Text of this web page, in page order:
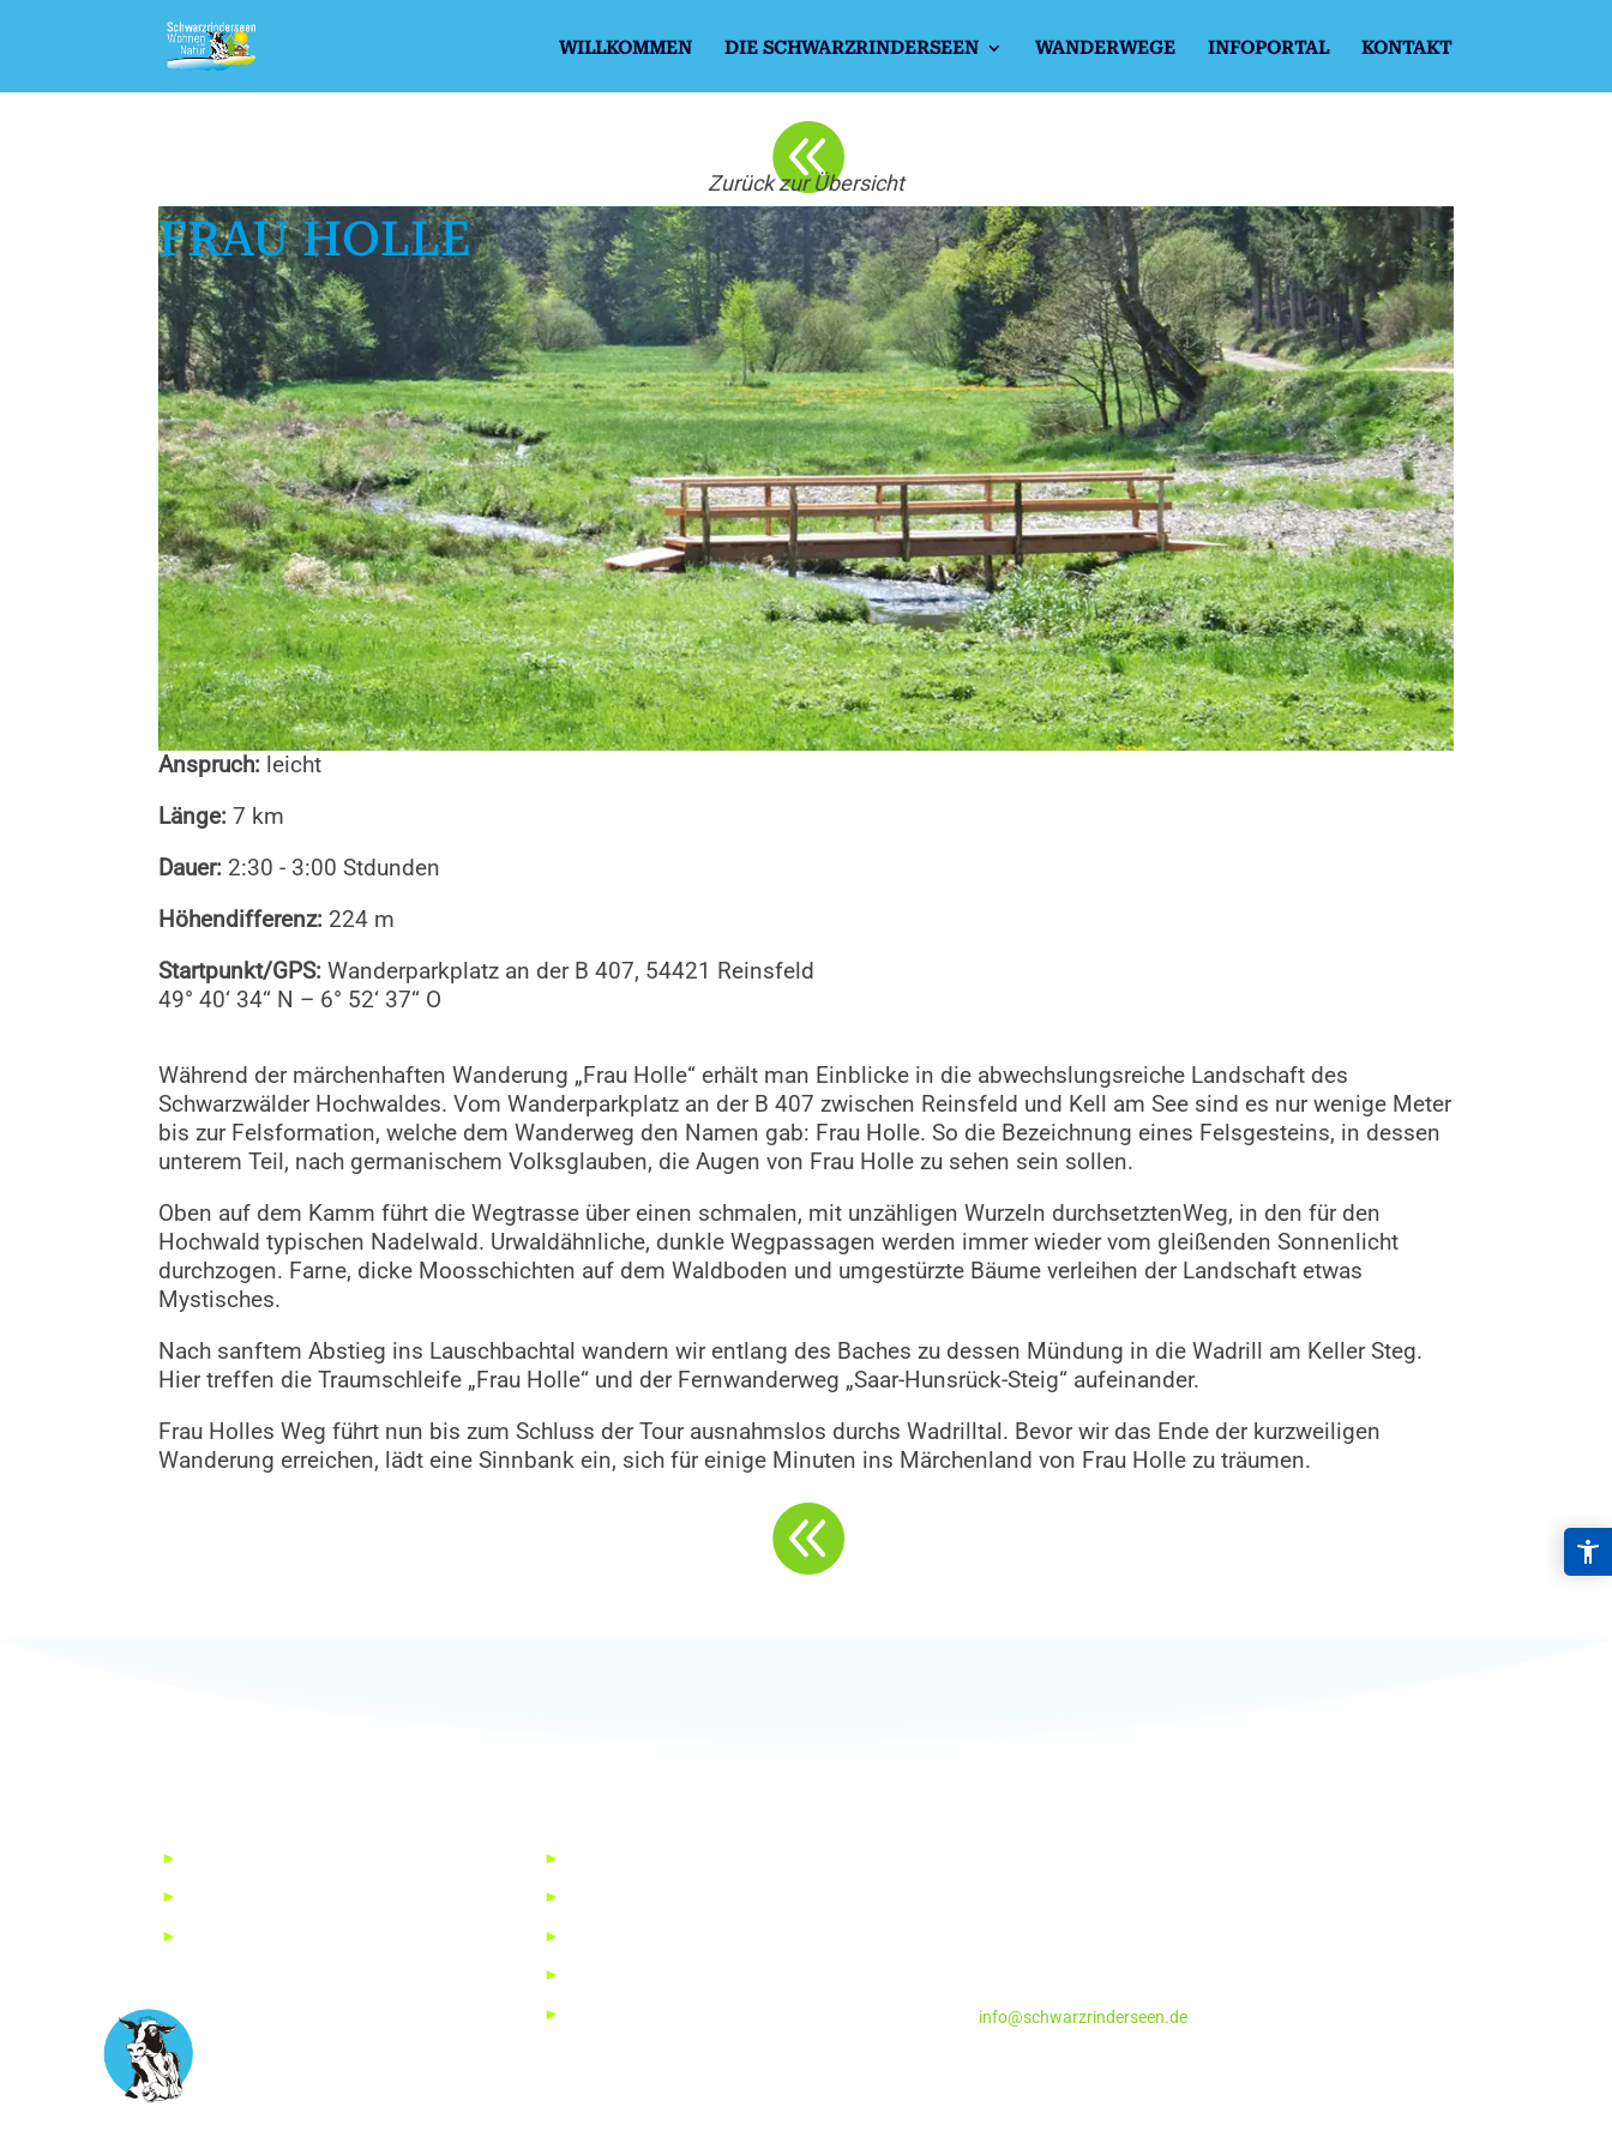
WILLKOMMEN DIE SCHWARZRINDERSEEN WANDERWEGE INFOPORTAL KONTAKT

Zurück zur Übersicht
FRAU HOLLE
Anspruch: leicht
Länge: 7 km
Dauer: 2:30 - 3:00 Stdunden
Höhendifferenz: 224 m
Startpunkt/GPS: Wanderparkplatz an der B 407, 54421 Reinsfeld
49° 40‘ 34‘‘ N – 6° 52‘ 37‘‘ O
Während der märchenhaften Wanderung „Frau Holle“ erhält man Einblicke in die abwechslungsreiche Landschaft des
Schwarzwälder Hochwaldes. Vom Wanderparkplatz an der B 407 zwischen Reinsfeld und Kell am See sind es nur wenige Meter
bis zur Felsformation, welche dem Wanderweg den Namen gab: Frau Holle. So die Bezeichnung eines Felsgesteins, in dessen
unterem Teil, nach germanischem Volksglauben, die Augen von Frau Holle zu sehen sein sollen.
Oben auf dem Kamm führt die Wegtrasse über einen schmalen, mit unzähligen Wurzeln durchsetztenWeg, in den für den
Hochwald typischen Nadelwald. Urwaldähnliche, dunkle Wegpassagen werden immer wieder vom gleißenden Sonnenlicht
durchzogen. Farne, dicke Moosschichten auf dem Waldboden und umgestürzte Bäume verleihen der Landschaft etwas
Mystisches.
Nach sanftem Abstieg ins Lauschbachtal wandern wir entlang des Baches zu dessen Mündung in die Wadrill am Keller Steg.
Hier treffen die Traumschleife „Frau Holle“ und der Fernwanderweg „Saar-Hunsrück-Steig“ aufeinander.
Frau Holles Weg führt nun bis zum Schluss der Tour ausnahmslos durchs Wadrilltal. Bevor wir das Ende der kurzweiligen
Wanderung erreichen, lädt eine Sinnbank ein, sich für einige Minuten ins Märchenland von Frau Holle zu träumen.

►
►
►
►
►
►
►
►
info@schwarzrinderseen.de